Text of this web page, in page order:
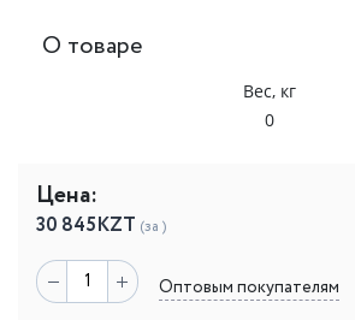
О товаре
Вес, кг
0
Цена:
30 845KZT (за )
Оптовым покупателям